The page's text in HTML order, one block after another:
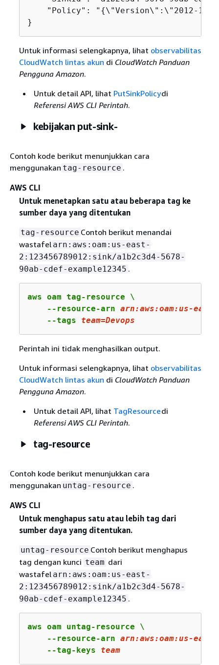
    "Policy": "
{\"Version\":\"2012-10-
}
Untuk informasi selengkapnya, lihat observabilitas
CloudWatch lintas akun di CloudWatch Panduan
Pengguna Amazon.
Untuk detail API, lihat PutSinkPolicydi
Referensi AWS CLI Perintah.
kebijakan put-sink-
Contoh kode berikut menunjukkan cara
menggunakan tag-resource .
AWS CLI
Untuk menetapkan satu atau beberapa tag ke
sumber daya yang ditentukan
tag-resource Contoh berikut menandai
wastafel arn:aws:oam:us-east-
2:123456789012:sink/a1b2c3d4-5678-
90ab-cdef-example12345 .
aws oam tag-resource \
    --resource-arn
arn:aws:oam:us-east-
    --tags
team=Devops
Perintah ini tidak menghasilkan output.
Untuk informasi selengkapnya, lihat observabilitas
CloudWatch lintas akun di CloudWatch Panduan
Pengguna Amazon.
Untuk detail API, lihat TagResourcedi
Referensi AWS CLI Perintah.
tag-resource
Contoh kode berikut menunjukkan cara
menggunakan untag-resource .
AWS CLI
Untuk menghapus satu atau lebih tag dari
sumber daya yang ditentukan.
untag-resource Contoh berikut menghapus
tag dengan kunci team dari
wastafel arn:aws:oam:us-east-
2:123456789012:sink/a1b2c3d4-5678-
90ab-cdef-example12345 .
aws oam untag-resource \
    --resource-arn
arn:aws:oam:us-east-
    --tag-keys
team